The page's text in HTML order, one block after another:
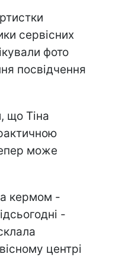
сервісних
фото
посвідчення
що Тіна
може
кермом -
-
центрі